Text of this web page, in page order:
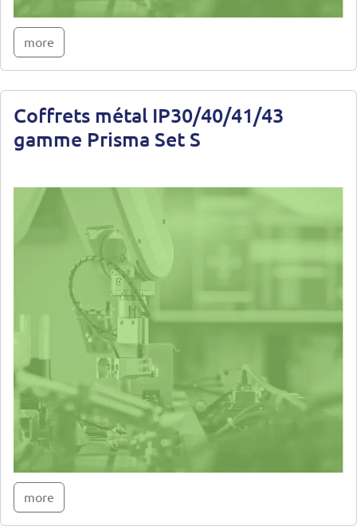
more
Coffrets métal IP30/40/41/43
gamme Prisma Set S
more